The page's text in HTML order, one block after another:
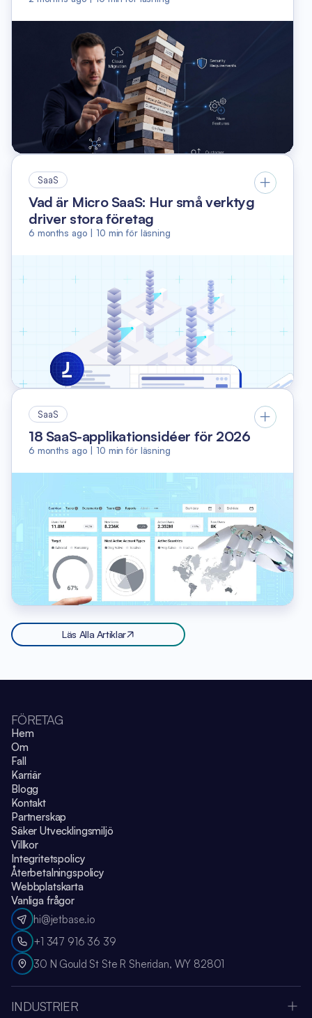
SaaS
Vad är Micro SaaS: Hur små verktyg
driver stora företag
6 months ago |10 min för läsning
SaaS
18 SaaS-applikationsidéer för 2026
6 months ago |10 min för läsning
Läs Alla Artiklar
FÖRETAG
Hem
Om
Fall
Karriär
Blogg
Kontakt
Partnerskap
Säker Utvecklingsmiljö
Villkor
Integritetspolicy
Återbetalningspolicy
Webbplatskarta
Vanliga frågor
hi@jetbase.io
+1 347 916 36 39
30 N Gould St Ste R Sheridan, WY 82801
INDUSTRIER